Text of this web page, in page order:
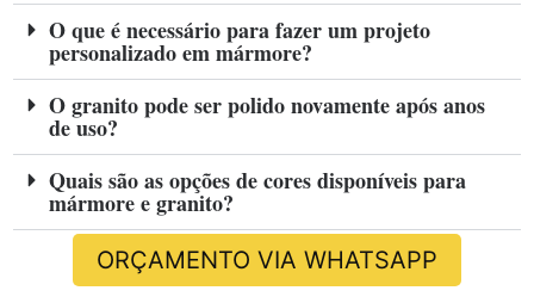
O que é necessário para fazer um projeto
personalizado em mármore?
O granito pode ser polido novamente após anos
de uso?
Quais são as opções de cores disponíveis para
mármore e granito?
ORÇAMENTO VIA WHATSAPP